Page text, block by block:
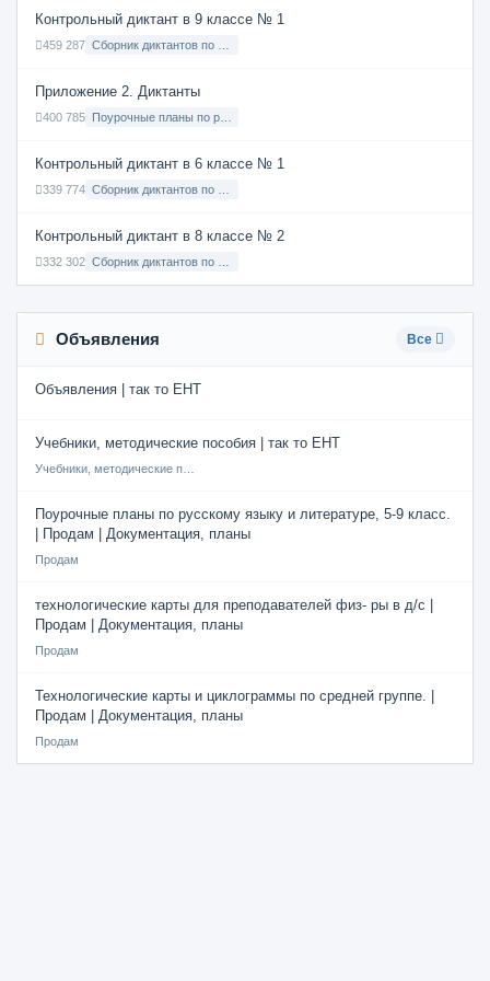
Контрольный диктант в 9 классе № 1
459 287
Приложение 2. Диктанты
400 785
Контрольный диктант в 6 классе № 1
339 774
Контрольный диктант в 8 классе № 2
332 302
Объявления Все
Объявления | так то ЕНТ
Учебники, методические пособия | так то ЕНТ
Поурочные планы по русскому языку и литературе, 5-9 класс.
| Продам | Документация, планы
Продам
технологические карты для преподавателей физ- ры в д/с |
Продам | Документация, планы
Продам
Технологические карты и циклограммы по средней группе. |
Продам | Документация, планы
Продам